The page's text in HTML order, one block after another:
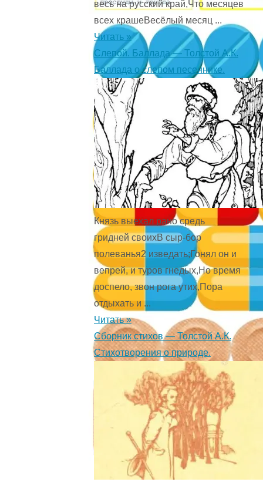
весь на русский край,Что месяцев
всех крашеВесёлый месяц ...
Читать »
Слепой. Баллада — Толстой А.К.
Баллада о слепом песеннике.
Князь выехал рано средь
гридней своихВ сыр-бор
полеванья2 изведать;Гонял он и
вепрей, и туров гнедых,Но время
доспело, звон рога утих,Пора
отдыхать и ...
Читать »
Сборник стихов — Толстой А.К.
Стихотворения о природе.